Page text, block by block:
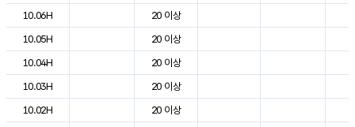
10.06H
20 이상
10.05H
20 이상
10.04H
20 이상
10.03H
20 이상
10.02H
20 이상